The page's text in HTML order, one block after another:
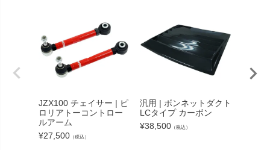
JZX100 チェイサー | ピ
ロリアトーコントロー
ルアーム
¥27,500 （税込）
汎用 | ボンネットダクト
LCタイプ カーボン
¥38,500 （税込）